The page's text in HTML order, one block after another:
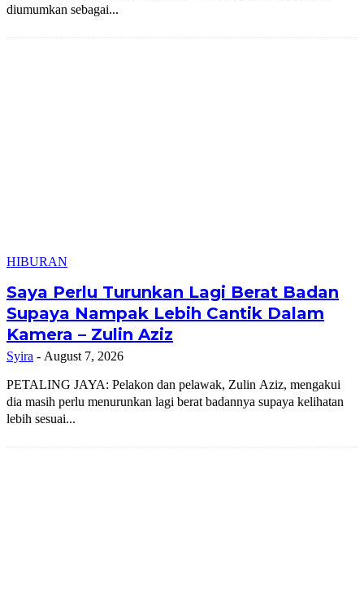
diumumkan sebagai...
HIBURAN
Saya Perlu Turunkan Lagi Berat Badan
Supaya Nampak Lebih Cantik Dalam
Kamera – Zulin Aziz
Syira - August 7, 2026
PETALING JAYA: Pelakon dan pelawak, Zulin Aziz, mengakui
dia masih perlu menurunkan lagi berat badannya supaya kelihatan
lebih sesuai...